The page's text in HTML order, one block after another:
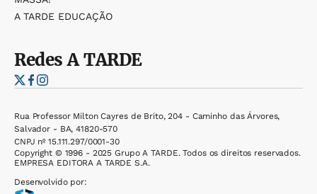
A TARDE EDUCAÇÃO
RedesA TARDE
Rua Professor Milton Cayres de Brito, 204 - Caminho das Árvores,
Salvador - BA, 41820-570
CNPJ nº 15.111.297/0001-30
Copyright © 1996 - 2025 Grupo A TARDE. Todos os direitos reservados.
EMPRESA EDITORA A TARDE S.A.
Desenvolvido por: